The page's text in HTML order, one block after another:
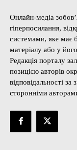
Онлайн-медіа
гіперпосилання,
системами, яке має
матеріалу або у
Редакція порталу
позицією авторів
відповідальності
сторонніми